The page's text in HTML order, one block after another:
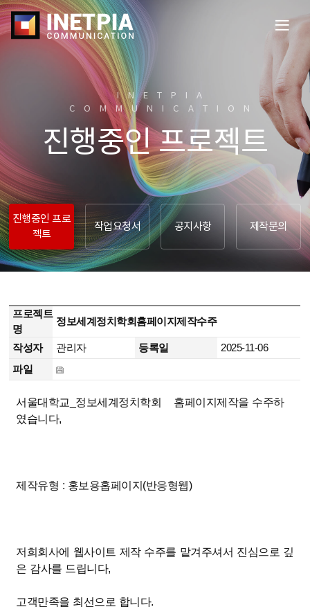
INETPIA
COMMUNICATION​
진행중인 프로젝트
진행중인 프로
젝트
작업요청서 공지사항 제작문의
프로젝트
명
정보세계정치학회홈페이지제작수주
작성자 관리자 등록일
2025-11-06
파일
서울대학교_정보세계정치학회 홈페이지제작을 수주하
였습니다,
제작유형 : 홍보용홉페이지(반응형웹)
저희회사에 웹사이트 제작 수주를 맡겨주셔서 진심으로 깊
은 감사를 드립니다,
고객만족을 최선으로 합니다.
전
뉴
열
기